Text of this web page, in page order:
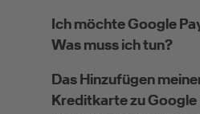
Ich möchte Google
Was muss ich tun?
Das Hinzufügen
Kreditkarte zu